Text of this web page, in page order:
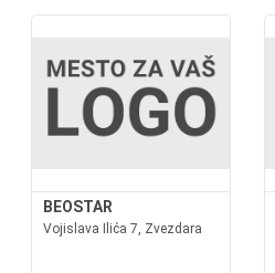
BEOSTAR
Vojislava Ilića 7, Zvezdara